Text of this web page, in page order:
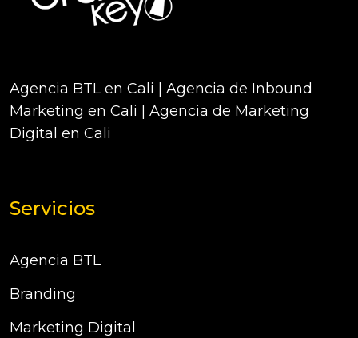
Agencia BTL en Cali | Agencia de Inbound
Marketing en Cali | Agencia de Marketing
Digital en Cali
Servicios
Agencia BTL
Branding
Marketing Digital